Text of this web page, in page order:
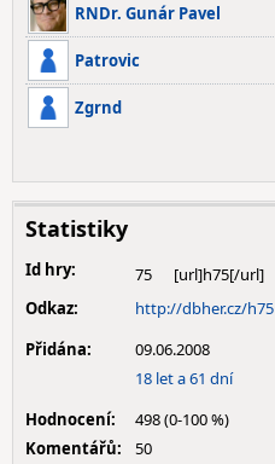
RNDr. Gunár Pavel
Patrovic
Zgrnd
Statistiky
Id hry:
75
Odkaz:
http://dbher.cz/h75
Přidána:
09.06.2008
18 let a 61 dní
Hodnocení:
498 (0-100 %)
Komentářů:
50